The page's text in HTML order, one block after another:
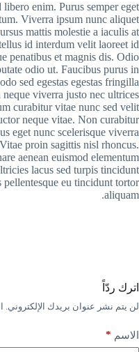
enim. Purus semper eget
Viverra ipsum nunc aliquet
mattis molestie a iaculis at
id interdum velit laoreet id
penatibus et magnis dis. Odio
odio ut. Faucibus purus in
sed egestas egestas fringilla
viverra justo nec ultrices
curabitur vitae nunc sed velit
neque vitae. Non curabitur
eget nunc scelerisque viverra
proin sagittis nisl rhoncus.
aenean euismod elementum
lacus sed turpis tincidunt
eu tincidunt tortor
aliquam.
اترك ردّاً
لن يتم نشر عنوان بريدك الإلكتروني.
الاسم *